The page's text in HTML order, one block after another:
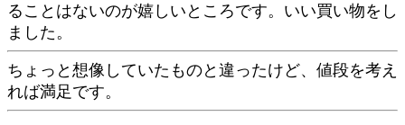
ることはないのが嬉しいところです。いい買い物をし
ました。
ちょっと想像していたものと違ったけど、値段を考え
れば満足です。